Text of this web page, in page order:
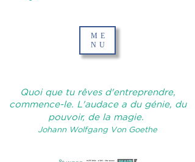
ME
NU
Quoi que tu rêves d'entreprendre,
commence-le. L'audace a du génie, du
pouvoir, de la magie.
Johann Wolfgang Von Goethe